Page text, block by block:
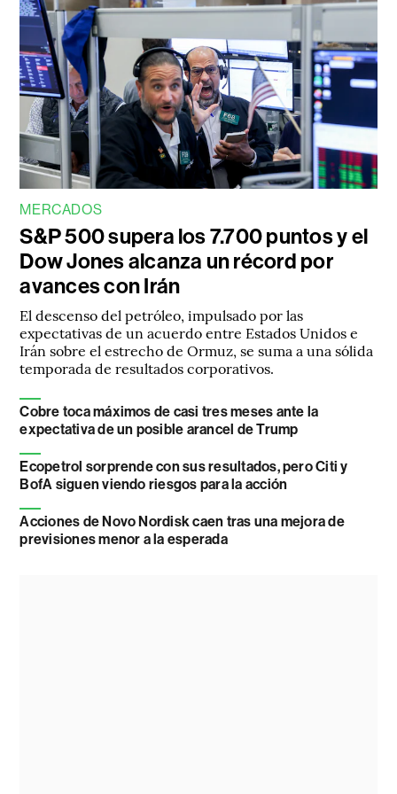
MERCADOS
S&P 500 supera los 7.700 puntos y el
Dow Jones alcanza un récord por
avances con Irán
El descenso del petróleo, impulsado por las
expectativas de un acuerdo entre Estados Unidos e
Irán sobre el estrecho de Ormuz, se suma a una sólida
temporada de resultados corporativos.
Cobre toca máximos de casi tres meses ante la
expectativa de un posible arancel de Trump
Ecopetrol sorprende con sus resultados, pero Citi y
BofA siguen viendo riesgos para la acción
Acciones de Novo Nordisk caen tras una mejora de
previsiones menor a la esperada